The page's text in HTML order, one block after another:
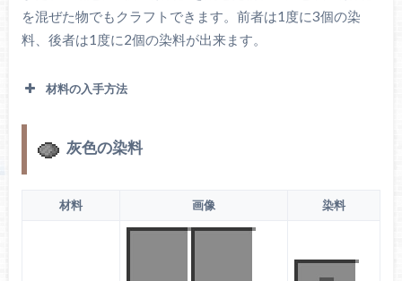
を混ぜた物でもクラフトできます。前者は1度に3個の染
料、後者は1度に2個の染料が出来ます。
材料の入手方法
灰色の染料
材料 画像 染料